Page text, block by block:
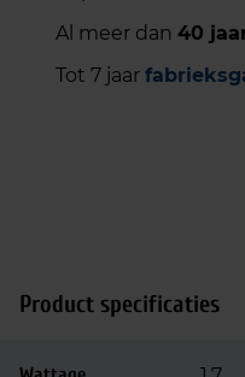
Al meer dan 40
Tot 7 jaar
Product specificaties